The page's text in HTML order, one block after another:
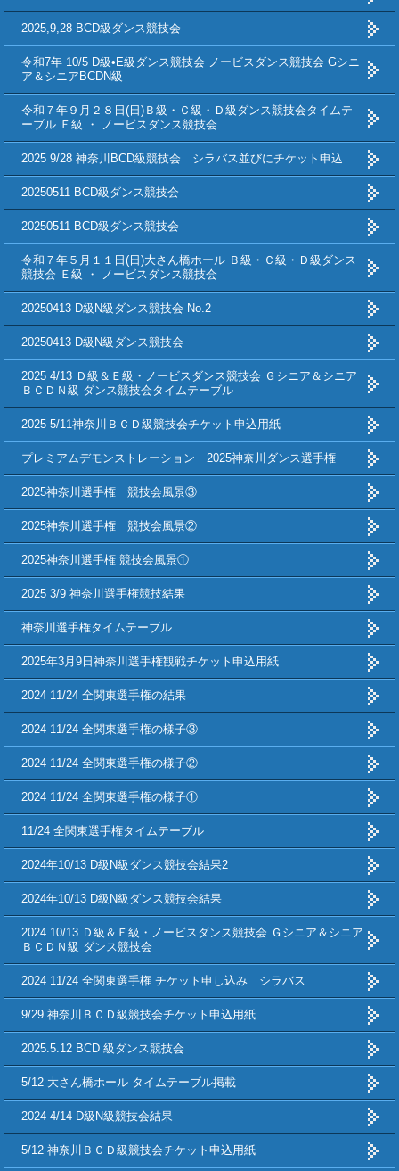
2025,9,28 BCD級ダンス競技会
令和7年 10/5 D級•E級ダンス競技会 ノービスダンス競技会 Gシニ
ア＆シニアBCDN級
令和７年９月２８日(日)Ｂ級・Ｃ級・Ｄ級ダンス競技会タイムテ
ーブル Ｅ級 ・ ノービスダンス競技会
2025 9/28 神奈川BCD級競技会 シラバス並びにチケット申込
20250511 BCD級ダンス競技会
20250511 BCD級ダンス競技会
令和７年５月１１日(日)大さん橋ホール Ｂ級・Ｃ級・Ｄ級ダンス
競技会 Ｅ級 ・ ノービスダンス競技会
20250413 D級N級ダンス競技会 No.2
20250413 D級N級ダンス競技会
2025 4/13 Ｄ級＆Ｅ級・ノービスダンス競技会 Ｇシニア＆シニア
ＢＣＤＮ級 ダンス競技会タイムテーブル
2025 5/11神奈川ＢＣＤ級競技会チケット申込用紙
プレミアムデモンストレーション 2025神奈川ダンス選手権
2025神奈川選手権 競技会風景③
2025神奈川選手権 競技会風景②
2025神奈川選手権 競技会風景①
2025 3/9 神奈川選手権競技結果
神奈川選手権タイムテーブル
2025年3月9日神奈川選手権観戦チケット申込用紙
2024 11/24 全関東選手権の結果
2024 11/24 全関東選手権の様子③
2024 11/24 全関東選手権の様子②
2024 11/24 全関東選手権の様子①
11/24 全関東選手権タイムテーブル
2024年10/13 D級N級ダンス競技会結果2
2024年10/13 D級N級ダンス競技会結果
2024 10/13 Ｄ級＆Ｅ級・ノービスダンス競技会 Ｇシニア＆シニア
ＢＣＤＮ級 ダンス競技会
2024 11/24 全関東選手権 チケット申し込み シラバス
9/29 神奈川ＢＣＤ級競技会チケット申込用紙
2025.5.12 BCD 級ダンス競技会
5/12 大さん橋ホール タイムテーブル掲載
2024 4/14 D級N級競技会結果
5/12 神奈川ＢＣＤ級競技会チケット申込用紙